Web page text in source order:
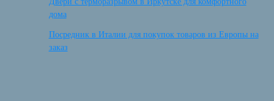
дома
Посредник в Италии для покупок товаров из Европы на
заказ